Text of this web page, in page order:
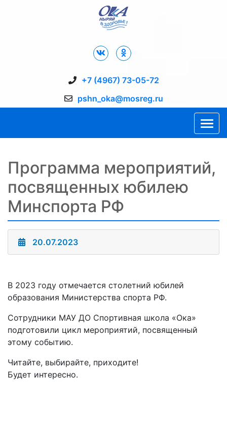
+7 (4967) 73-05-72
pshn_oka@mosreg.ru
Программа мероприятий,
посвященных юбилею
Минспорта РФ
20.07.2023
В 2023 году отмечается столетний юбилей
образования Министерства спорта РФ.
Сотрудники МАУ ДО Спортивная школа «Ока»
подготовили цикл мероприятий, посвященный
этому событию.
Читайте, выбирайте, приходите!
Будет интересно.